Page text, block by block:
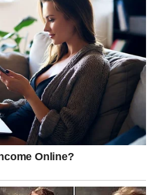
– priznanje i
dobiti pohvalu, javno
Jedan razgovor sa
tok narednih meseci.